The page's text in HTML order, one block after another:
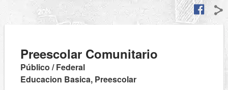
Preescolar Comunitario
Público / Federal
Educacion Basica, Preescolar